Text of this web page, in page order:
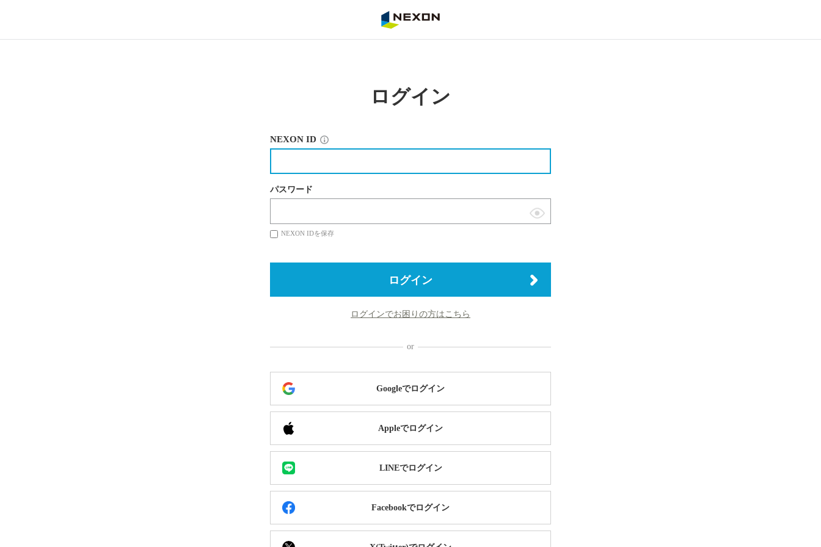
ログイン
NEXON ID
パスワード
表
替
NEXON IDを保存
ログイン
ログインでお困りの方はこちら
Googleでログイン
Appleでログイン
LINEでログイン
Facebookでログイン